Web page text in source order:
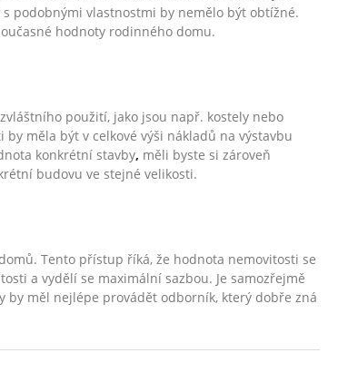
podobnými vlastnostmi by nemělo být obtížné.
hodnoty rodinného domu.
použití, jako jsou např. kostely nebo
měla být v celkové výši nákladů na výstavbu
konkrétní stavby, měli byste si zároveň
budovu ve stejné velikosti.
Tento přístup říká, že hodnota nemovitosti se
a vydělí se maximální sazbou. Je samozřejmě
by měl nejlépe provádět odborník, který dobře zná